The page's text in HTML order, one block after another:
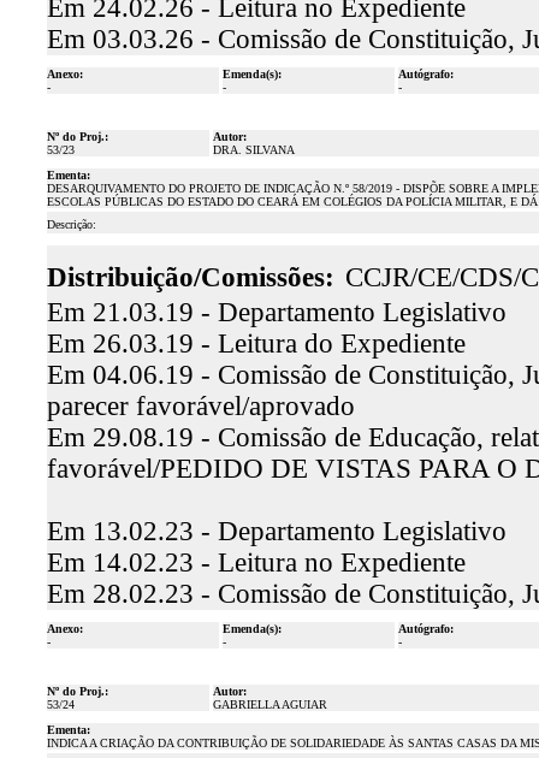
Em 24.02.26 - Leitura no Expediente
Em 03.03.26 - Comissão de Constituição,
Anexo:
-
Emenda(s):
-
Autógrafo:
-
Nº do Proj.:
53/23
Autor:
DRA. SILVANA
Ementa:
DESARQUIVAMENTO DO PROJETO DE INDICAÇÃO N.º 58/2019 - DISPÕE SOBRE A
ESCOLAS PÚBLICAS DO ESTADO DO CEARÁ EM COLÉGIOS DA POLÍCIA MILITAR, E
Descrição:
Distribuição/Comissões: CCJR/CE/CDS/
Em 21.03.19 - Departamento Legislativo
Em 26.03.19 - Leitura do Expediente
Em 04.06.19 - Comissão de Constituição,
parecer favorável/aprovado
Em 29.08.19 - Comissão de Educação,
favorável/PEDIDO DE VISTAS PARA O
Em 13.02.23 - Departamento Legislativo
Em 14.02.23 - Leitura no Expediente
Em 28.02.23 - Comissão de Constituição,
Anexo:
-
Emenda(s):
-
Autógrafo:
-
Nº do Proj.:
53/24
Autor:
GABRIELLA AGUIAR
Ementa:
INDICA A CRIAÇÃO DA CONTRIBUIÇÃO DE SOLIDARIEDADE ÀS SANTAS CASAS DA